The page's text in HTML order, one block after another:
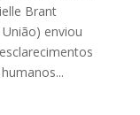
Brant
enviou